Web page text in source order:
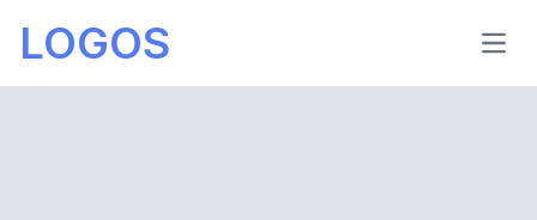
LOGOS